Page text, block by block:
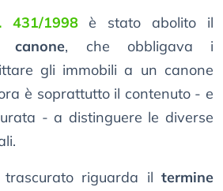
431/1998è stato abolito il
canone, che obbligava i
gli immobili a un canone
è soprattutto il contenuto - e
- a distinguere le diverse
riguarda il termine